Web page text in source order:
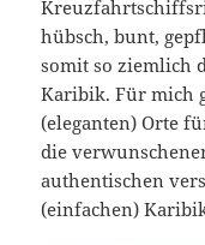
hübsch, bunt,
somit so ziemlich
Karibik. Für mich
(eleganten) Orte
die
authentischen
(einfachen)